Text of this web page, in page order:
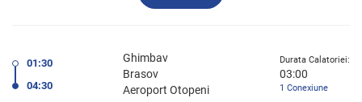
01:30
04:30
Ghimbav
Brasov
Aeroport Otopeni
Durata Calatoriei:
03:00
1 Conexiune